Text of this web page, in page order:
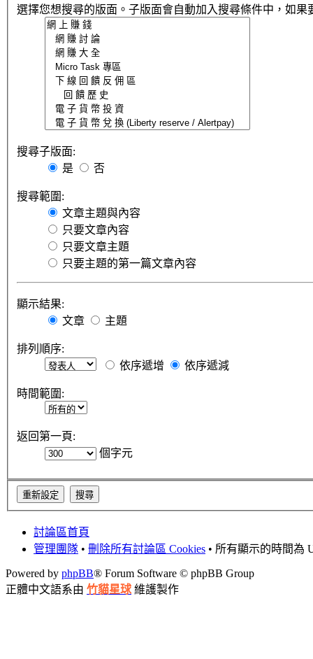
選擇您想搜尋的版面。子版面會自動加入搜尋條件中，如
搜尋子版面:
是
否
搜尋範圍:
文章主題與內容
只要文章內容
只要文章主題
只要主題的第一篇文章內容
顯示結果:
文章
主題
排列順序:
依序遞增
依序遞減
時間範圍:
返回第一頁:
個字元
討論區首頁
管理團隊 • 刪除所有討論區 Cookies • 所有顯示的時間為
Powered by phpBB® Forum Software © phpBB Group
正體中文語系由 竹貓星球 維護製作